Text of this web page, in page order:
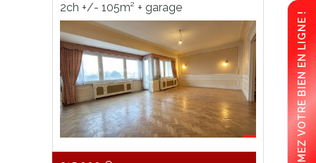
ESTIMEZ VOTRE BIEN EN LIGNE !
2ch +/- 105m² + garage